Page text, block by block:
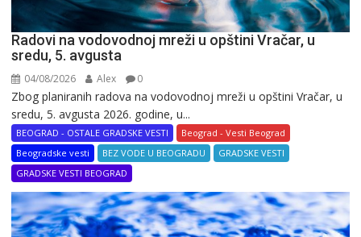
Radovi na vodovodnoj mreži u opštini Vračar, u
sredu, 5. avgusta
04/08/2026 Alex 0
Zbog planiranih radova na vodovodnoj mreži u opštini Vračar, u
sredu, 5. avgusta 2026. godine, u...
BEOGRAD - OSTALE GRADSKE VESTI
Beograd - Vesti Beograd
Beogradske vesti
BEZ VODE U BEOGRADU
GRADSKE VESTI
GRADSKE VESTI BEOGRAD